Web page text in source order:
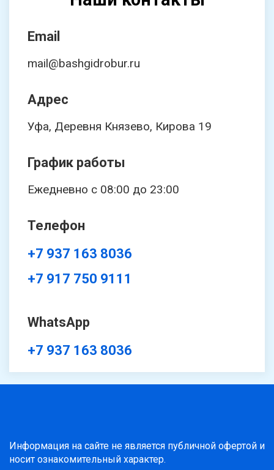
Email
mail@bashgidrobur.ru
Адрес
Уфа, Деревня Князево, Кирова 19
График работы
Ежедневно с 08:00 до 23:00
Телефон
+7 937 163 8036
+7 917 750 9111
WhatsApp
+7 937 163 8036
Информация на сайте не является публичной офертой и
носит ознакомительный характер.